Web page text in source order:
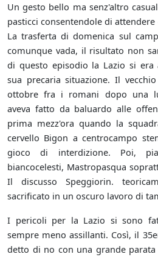
Un gesto bello ma senz'altro
pasticci consentendole di
La trasferta di domenica sul
comunque vada, il risultato non
di questo episodio la Lazio si era
sua precaria situazione. Il
ottobre fra i romani dopo una
aveva fatto da baluardo alle
prima mezz'ora quando la
cervello Bigon a centrocampo
gioco di interdizione. Poi,
biancocelesti, Mastropasqua
Il discusso Speggiorin.
sacrificato in un oscuro lavoro di
I pericoli per la Lazio si sono
sempre meno assillanti. Così, il
detto di no con una grande